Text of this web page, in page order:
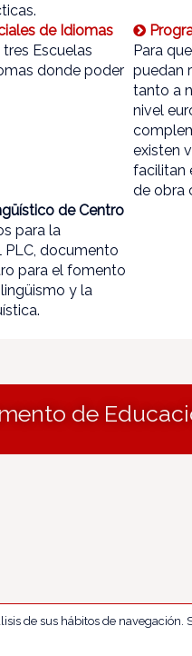
de Idiomas
Escuelas
donde poder
Para
puedan
tanto a
nivel
existen
facilitan
de obra
de Centro
para la
PLC, documento
para el fomento
y la
de
de sus hábitos de